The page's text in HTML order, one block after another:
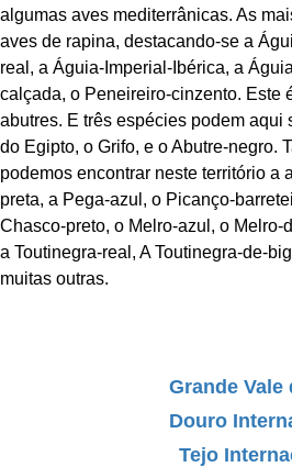
algumas aves mediterrânicas. As
aves de rapina, destacando-se a
real, a Águia-Imperial-Ibérica, a
calçada, o Peneireiro-cinzento. Este
abutres. E três espécies podem aqui
do Egipto, o Grifo, e o Abutre-negro.
podemos encontrar neste território a
preta, a Pega-azul, o Picanço-
Chasco-preto, o Melro-azul, o Melro-
a Toutinegra-real, A Toutinegra-de-
muitas outras.
Grande Vale
Douro
Tejo